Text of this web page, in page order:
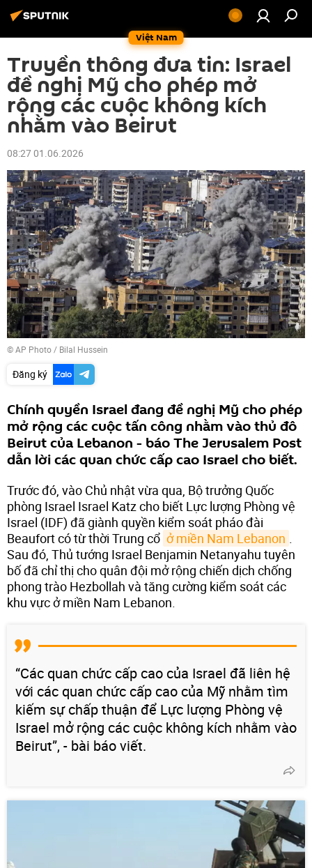
Việt Nam
Truyền thông đưa tin: Israel
đề nghị Mỹ cho phép mở
rộng các cuộc không kích
nhằm vào Beirut
08:27 01.06.2026
© AP Photo / Bilal Hussein
Đăng ký
Chính quyền Israel đang đề nghị Mỹ cho phép
mở rộng các cuộc tấn công nhằm vào thủ đô
Beirut của Lebanon - báo The Jerusalem Post
dẫn lời các quan chức cấp cao Israel cho biết.
Trước đó, vào Chủ nhật vừa qua, Bộ trưởng Quốc
phòng Israel Israel Katz cho biết Lực lượng Phòng vệ
Israel (IDF) đã giành quyền kiểm soát pháo đài
Beaufort có từ thời Trung cổ ở miền Nam Lebanon
Sau đó, Thủ tướng Israel Benjamin Netanyahu tuyên
bố đã chỉ thị cho quân đội mở rộng chiến dịch chống
phong trào Hezbollah và tăng cường kiểm soát các
khu vực ở miền Nam Lebanon.
“Các quan chức cấp cao của Israel đã liên hệ
với các quan chức cấp cao của Mỹ nhằm tìm
kiếm sự chấp thuận để Lực lượng Phòng vệ
Israel mở rộng các cuộc không kích nhằm vào
Beirut”, - bài báo viết.